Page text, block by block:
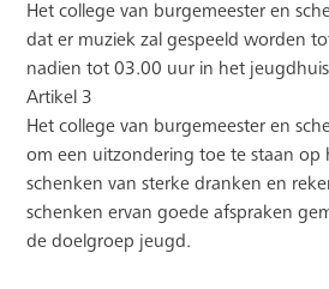
Het college van burgemeester en
dat er muziek zal gespeeld worden
nadien tot 03.00 uur in het
Artikel 3
Het college van burgemeester en
om een uitzondering toe te staan op
schenken van sterke dranken en
schenken ervan goede afspraken
de doelgroep jeugd.